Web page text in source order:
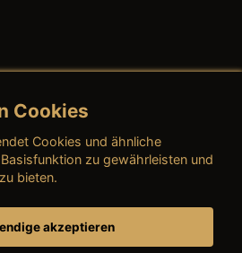
Cookies
Cookies und ähnliche
zu gewährleisten und
bieten.
akzeptieren